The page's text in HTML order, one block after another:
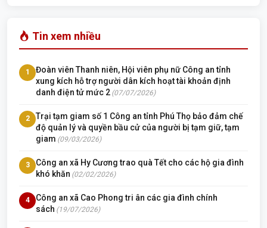
Tin xem nhiều
1
Đoàn viên Thanh niên, Hội viên phụ nữ Công an tỉnh
xung kích hỗ trợ người dân kích hoạt tài khoản định
danh điện tử mức 2 (07/07/2026)
2
Trại tạm giam số 1 Công an tỉnh Phú Thọ bảo đảm chế
độ quản lý và quyền bầu cử của người bị tạm giữ, tạm
giam (09/03/2026)
3
Công an xã Hy Cương trao quà Tết cho các hộ gia đình
khó khăn (02/02/2026)
4
Công an xã Cao Phong tri ân các gia đình chính
sách (19/07/2026)